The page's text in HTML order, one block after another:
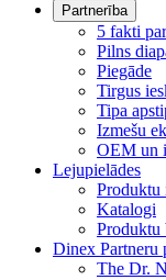
Partnerība
5 fakti
Pilns
Piegāde
Tirgus
Tipa
Izmešu
OEM un
Lejupielādes
Produktu
Katalogi
Produktu
Dinex Partneru
The Dr.